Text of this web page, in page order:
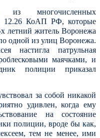
многочисленных
12.26 КоАП РФ, которые
летний житель Воронежа
одной из улиц Воронежа.
настигла патрульная
маячками, и
полиции приказал
за собой никакой
удивлен, когда ему
на состояние
полиции, вроде бы как,
тем не менее, ими